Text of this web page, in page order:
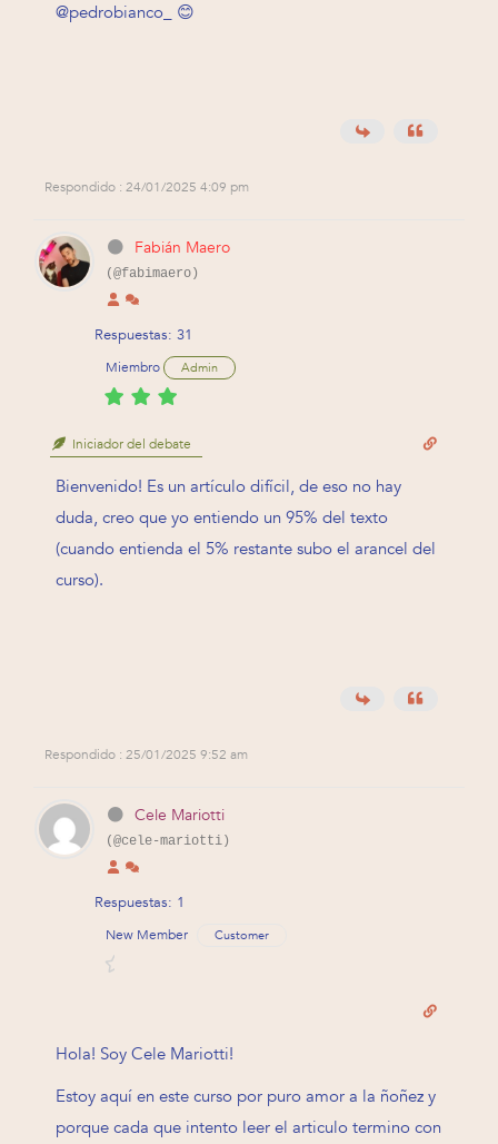
@pedrobianco_ 😊
Respondido : 24/01/2025 4:09 pm
Fabián Maero
(@fabimaero)
Respuestas: 31
Miembro Admin
Iniciador del debate
Bienvenido! Es un artículo difícil, de eso no hay
duda, creo que yo entiendo un 95% del texto
(cuando entienda el 5% restante subo el arancel del
curso).
Respondido : 25/01/2025 9:52 am
Cele Mariotti
(@cele-mariotti)
Respuestas: 1
New Member Customer
Hola! Soy Cele Mariotti!
Estoy aquí en este curso por puro amor a la ñoñez y
porque cada que intento leer el articulo termino con